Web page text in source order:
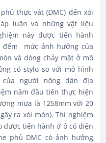
thực vât (DMC) đến xói
luận và những vật liệu
này được tiến hành
mức ảnh hưởng của
và dòng chảy mặt ở mô
cỏ stylo so với mô hình
người nông dân địa
năm đầu tiên thực hiện
mưa là 1258mm với 20
ra xói mòn). Thí nghiệm
được tiến hành ở ô có diện
phủ DMC có ảnh hưởng